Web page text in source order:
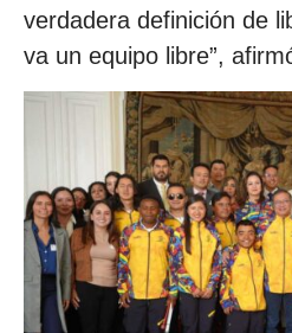
verdadera definición de
va un equipo libre”,